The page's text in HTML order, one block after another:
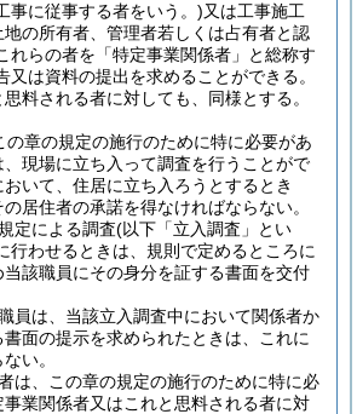
事に従事する者をいう。)又は工事施工
地の所有者、管理者若しくは占有者と認
れらの者を「特定事業関係者」と総称す
又は資料の提出を求めることができる。
料される者に対しても、同様とする。
の章の規定の施行のために特に必要があ
現場に立ち入って調査を行うことがで
おいて、住居に立ち入ろうとするとき
居住者の承諾を得なければならない。
定による調査(以下「立入調査」とい
行わせるときは、規則で定めるところに
当該職員にその身分を証する書面を交付
員は、当該立入調査中において関係者か
書面の提示を求められたときは、これに
い。
は、この章の規定の施行のために特に必
業関係者又はこれと思料される者に対